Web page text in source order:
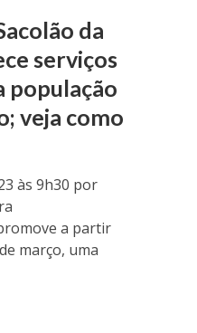
da
serviços
população
veja como
às 9h30 por
a partir
março, uma